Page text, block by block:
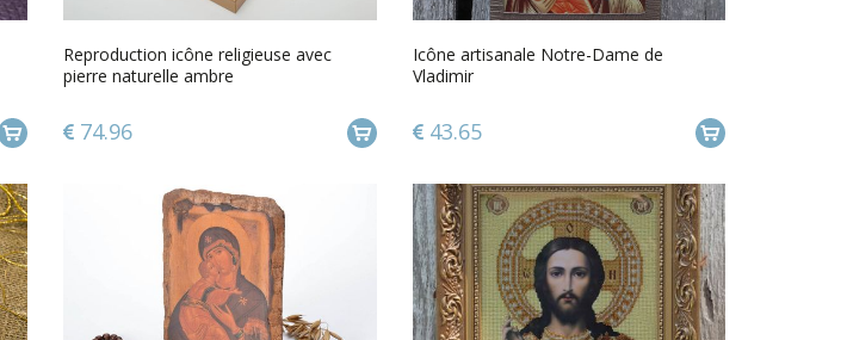
Reproduction icône religieuse avec
pierre naturelle ambre
74.96
Icône artisanale Notre-Dame de
Vladimir
43.65